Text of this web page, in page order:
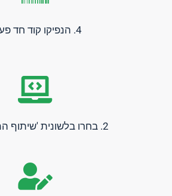
4. הנפיקו קוד חד פעמי
2. בחרו בלשונית 'שיתוף המסך הזה'